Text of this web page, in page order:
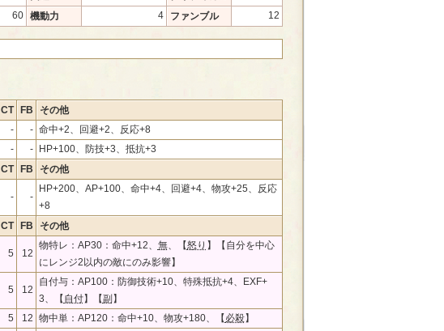
60 機動力 4 ファンブル 12
CT FB
その他
- - 命中+2、回避+2、反応+8
- -
HP+100、防技+3、抵抗+3
CT FB その他
- -
HP+200、AP+100、命中+4、回避+4、物攻+25、反応
+8
CT FB その他
5 12
物特レ：AP30：命中+12、 無、【怒り 】【自分を中心
にレンジ2以内の敵にのみ影響】
5 12
自付与：AP100：防御技術+10、特殊抵抗+4、EXF+
3、【 自付】【副 】
5 12 物中単：AP120：命中+10、物攻+180、【 必殺】